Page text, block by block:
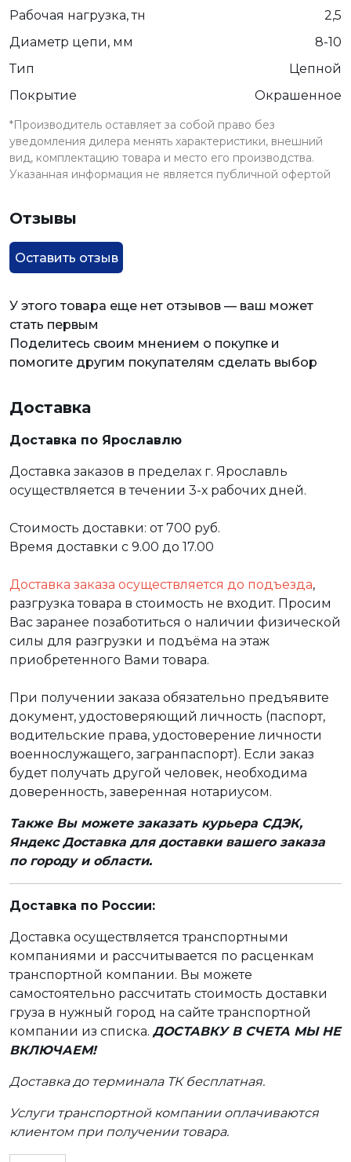
Рабочая нагрузка, тн
2,5
Диаметр цепи, мм
8-10
Тип
Цепной
Покрытие
Окрашенное
*Производитель оставляет за собой право без
уведомления дилера менять характеристики, внешний
вид, комплектацию товара и место его производства.
Указанная информация не является публичной офертой
Отзывы
Оставить отзыв
У этого товара еще нет отзывов — ваш может
стать первым
Поделитесь своим мнением о покупке и
помогите другим покупателям сделать выбор
Доставка
Доставка по Ярославлю
Доставка заказов в пределах г. Ярославль
осуществляется в течении 3-х рабочих дней.
Стоимость доставки: от 700 руб.
Время доставки с 9.00 до 17.00
Доставка заказа осуществляется до подъезда,
разгрузка товара в стоимость не входит. Просим
Вас заранее позаботиться о наличии физической
силы для разгрузки и подъёма на этаж
приобретенного Вами товара.
При получении заказа обязательно предъявите
документ, удостоверяющий личность (паспорт,
водительские права, удостоверение личности
военнослужащего, загранпаспорт). Если заказ
будет получать другой человек, необходима
доверенность, заверенная нотариусом.
Также Вы можете заказать курьера СДЭК,
Яндекс Доставка для доставки вашего заказа
по городу и области.
Доставка по России:
Доставка осуществляется транспортными
компаниями и рассчитывается по расценкам
транспортной компании. Вы можете
самостоятельно рассчитать стоимость доставки
груза в нужный город на сайте транспортной
компании из списка. ДОСТАВКУ В СЧЕТА МЫ НЕ
ВКЛЮЧАЕМ!
Доставка до терминала ТК бесплатная.
Услуги транспортной компании оплачиваются
клиентом при получении товара.